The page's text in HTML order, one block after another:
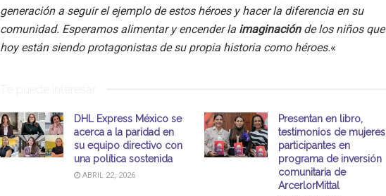
generación a seguir el ejemplo de estos héroes y hacer la diferencia en su
comunidad. Esperamos alimentar y encender la imaginación de los niños que
hoy están siendo protagonistas de su propia historia como héroes.«
Te puede interesar
DHL Express México se
acerca a la paridad en
su equipo directivo con
una política sostenida
ABRIL 22, 2026
Presentan en libro,
testimonios de mujeres
participantes en
programa de inversión
comunitaria de
ArcerlorMittal